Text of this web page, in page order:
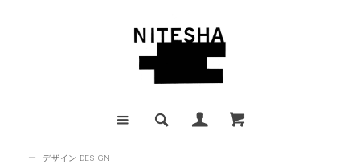
ー
デザイン DESIGN